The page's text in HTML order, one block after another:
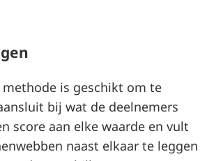
is geschikt om te
bij wat de deelnemers
score aan elke waarde en vult
naast elkaar te leggen